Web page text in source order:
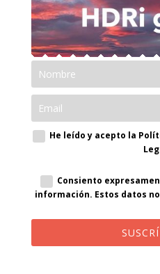
He leído y acepto la
Consiento
información. Estos datos